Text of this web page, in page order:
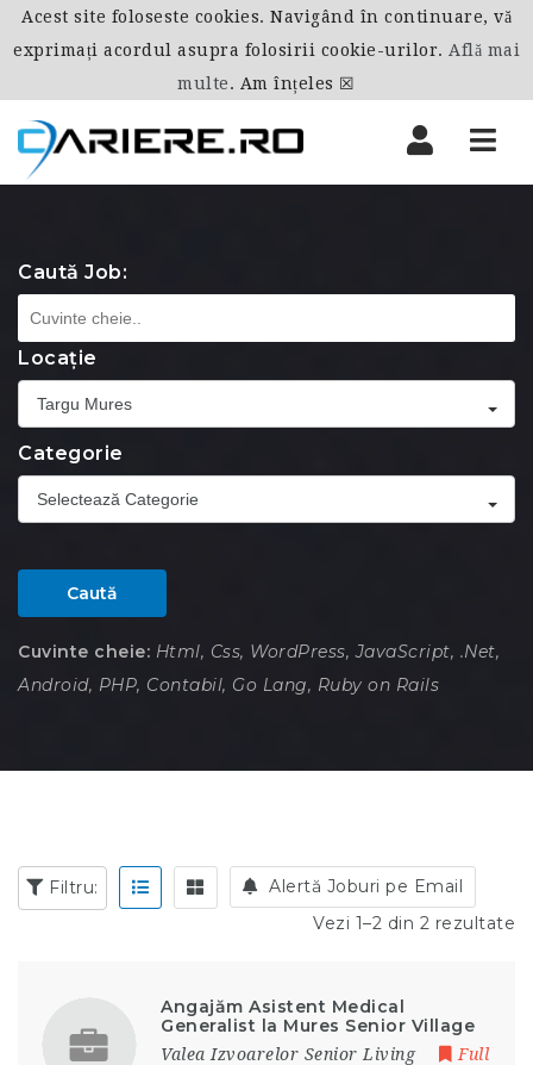
Caută Job:
Locație
Targu Mures
Categorie
Selectează Categorie
Caută
Cuvinte cheie: Html, Css, WordPress, JavaScript, .Net,
Android, PHP, Contabil, Go Lang, Ruby on Rails
Filtru:
Alertă Joburi pe Email
Vezi 1–2 din 2 rezultate
Angajăm Asistent Medical
Generalist la Mures Senior Village
Valea Izvoarelor Senior Living
Full
Acest site foloseste cookies. Navigând în continuare, vă
exprimați acordul asupra folosirii cookie-urilor. Află mai
multe. Am înțeles ☒